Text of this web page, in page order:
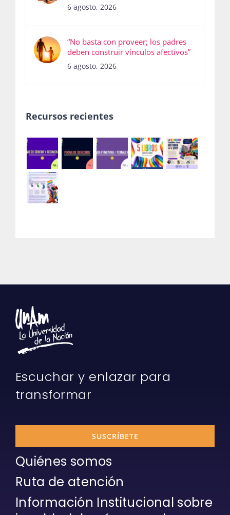
6 agosto, 2026
“No basta con proveer; los padres
deben construir vínculos afectivos”
6 agosto, 2026
Recursos recientes
Escuchar y enlazar para
transformar
SUSCRÍBETE
Quiénes somos
Ruta de atención
Información Institucional sobre